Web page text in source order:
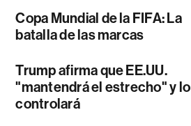
Copa Mundial de la FIFA: La
batalla de las marcas
Trump afirma que EE.UU.
"mantendrá el estrecho" y lo
controlará